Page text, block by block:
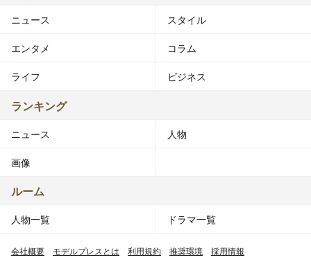
ニュース スタイル
エンタメ コラム
ライフ ビジネス
ランキング
ニュース 人物
画像
ルーム
人物一覧 ドラマ一覧
会社概要 モデルプレスとは 利用規約 推奨環境 採用情報